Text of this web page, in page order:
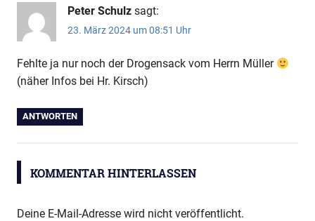
Peter Schulz sagt:
23. März 2024 um 08:51 Uhr
Fehlte ja nur noch der Drogensack vom Herrn Müller
(näher Infos bei Hr. Kirsch)
ANTWORTEN
KOMMENTAR HINTERLASSEN
Deine E-Mail-Adresse wird nicht veröffentlicht.